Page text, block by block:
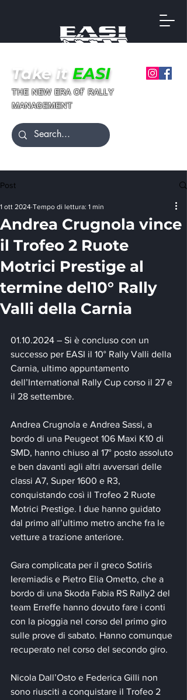
Take it EASI
ᴛʜᴇ ɴᴇᴡ ᴇʀᴀ ᴏғ ʀᴀʟʟʏ
ᴍᴀɴᴀɢᴇᴍᴇɴᴛ
Post
Andrea Crugnola vince
il Trofeo 2 Ruote
Motrici Prestige al
termine del10° Rally
Valli della Carnia
1 ott 2024 Tempo di lettura: 1 min
01.10.2024 – Si è concluso con un
successo per EASI il 10° Rally Valli della
Carnia, ultimo appuntamento
dell’International Rally Cup corso il 27 e
il 28 settembre.
Andrea Crugnola e Andrea Sassi, a
bordo di una Peugeot 106 Maxi K10 di
SMD, hanno chiuso al 17° posto assoluto
e ben davanti agli altri avversari delle
classi A7, Super 1600 e R3,
conquistando così il Trofeo 2 Ruote
Motrici Prestige. I due hanno guidato
dal primo all’ultimo metro anche fra le
vetture a trazione anteriore.
Gara complicata per il greco Sotiris
Ieremiadis e Pietro Elia Ometto, che a
bordo di una Skoda Fabia RS Rally2 del
team Erreffe hanno dovuto fare i conti
con la pioggia nel corso del primo giro
sulle prove di sabato. Hanno comunque
recuperato nel corso del secondo giro.
Nicola Dall’Osto e Federica Gilli non
sono riusciti a conquistare il Trofeo 2